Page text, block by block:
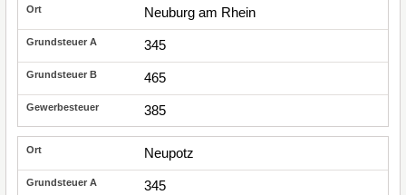
Neuburg am Rhein
345
465
385
Neupotz
345